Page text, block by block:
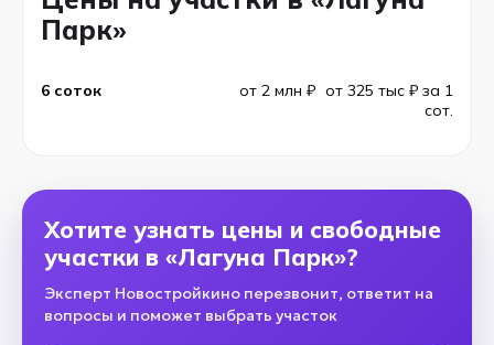
Парк»
6 соток от 2 млн ₽ от 325 тыс ₽ за 1
сот.
Хотите узнать цены и свободные
участки в «Лагуна Парк»?
Эксперт Новостройкино перезвонит, ответит на
вопросы и поможет выбрать участок